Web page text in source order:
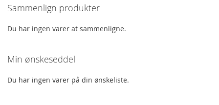
LISTE
Sammenlign produkter
Du har ingen varer at sammenligne.
Min ønskeseddel
Du har ingen varer på din ønskeliste.